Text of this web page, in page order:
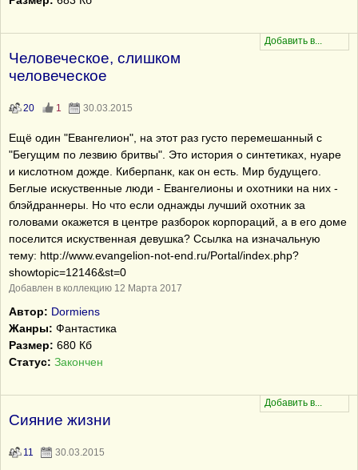
Человеческое, слишком
человеческое
20 1 30.03.2015
Ещё один "Евангелион", на этот раз густо перемешанный с
"Бегущим по лезвию бритвы". Это история о синтетиках, нуаре
и кислотном дожде. Киберпанк, как он есть. Мир будущего.
Беглые искуственные люди - Евангелионы и охотники на них -
блэйдраннеры. Но что если однажды лучший охотник за
головами окажется в центре разборок корпораций, а в его доме
поселится искуственная девушка? Ссылка на изначальную
тему: http://www.evangelion-not-end.ru/Portal/index.php?
showtopic=12146&st=0
Добавлен в коллекцию 12 Марта 2017
Автор: Dormiens
Жанры: Фантастика
Размер: 680 Кб
Статус: Закончен
Сияние жизни
11 30.03.2015